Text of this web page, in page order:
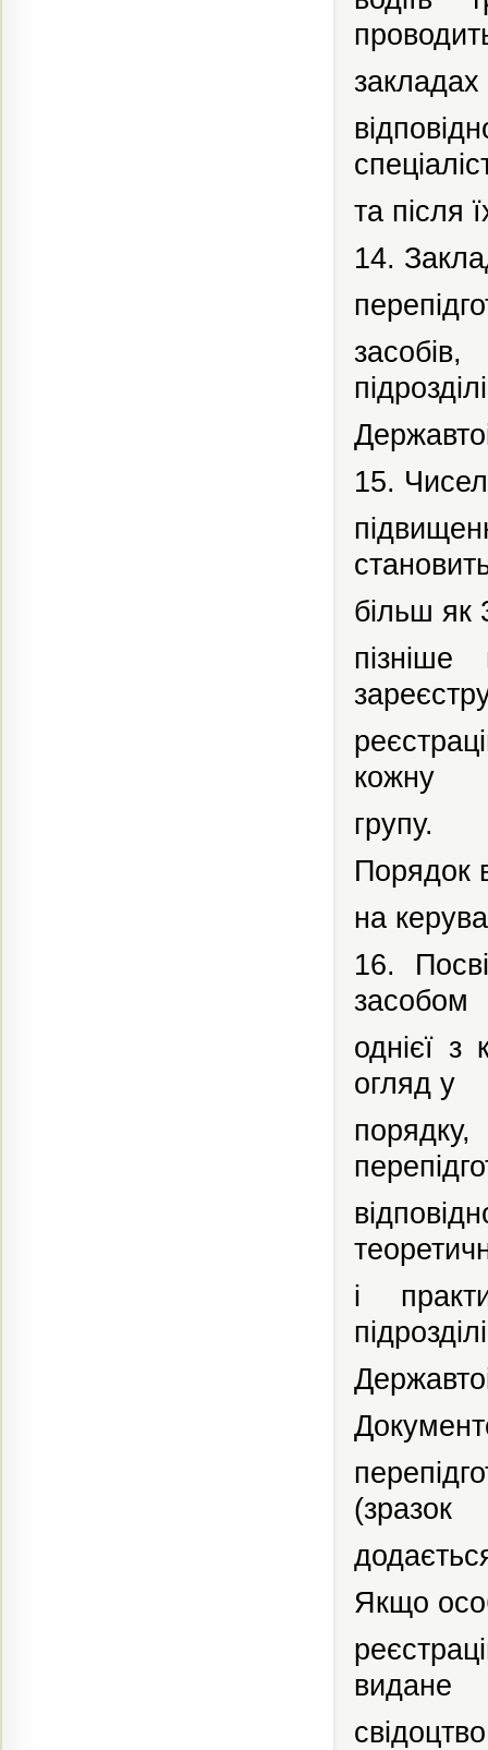
закладах
та після
14.
засобів,
підрозділі
15.
більш як
кожну
групу.
Порядок
на
16.
засобом
однієї з
огляд у
порядку,
і
підрозділі
(зразок
Якщо
видане